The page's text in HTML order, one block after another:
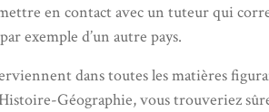
en contact avec un tuteur qui
exemple d’un autre pays.
dans toutes les matières
Géographie, vous trouveriez